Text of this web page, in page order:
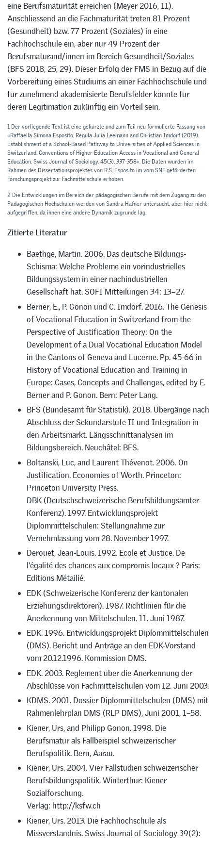
eine Berufsmaturität erreichen (Meyer 2016, 11).
Anschliessend an die Fachmaturität treten 81 Prozent
(Gesundheit) bzw. 77 Prozent (Soziales) in eine
Fachhochschule ein, aber nur 49 Prozent der
Berufsmaturand/innen im Bereich Gesundheit/Soziales
(BFS 2018, 25, 29). Dieser Erfolg der FMS in Bezug auf die
Vorbereitung eines Studiums an einer Fachhochschule und
für zunehmend akademisierte Berufsfelder könnte für
deren Legitimation zukünftig ein Vorteil sein.
1 Der vorliegende Text ist eine gekürzte und zum Teil neu formulierte Fassung von
«Raffaella Simona Esposito, Regula Julia Leemann and Christian Imdorf (2019).
Establishment of a School-Based Pathway to Universities of Applied Sciences in
Switzerland. Conventions of Higher Education Access in Vocational and General
Education. Swiss Journal of Sociology, 45(3), 337-358». Die Daten wurden im
Rahmen des Dissertationsprojektes von R.S. Esposito im vom SNF geförderten
Forschungsprojekt zur Fachmittelschule erhoben.
2 Die Entwicklungen im Bereich der pädagogischen Berufe mit dem Zugang zu den
Pädagogischen Hochschulen werden von Sandra Hafner untersucht, aber hier nicht
aufgegriffen, da ihnen eine andere Dynamik zugrunde lag.
Zitierte Literatur
Baethge, Martin. 2006. Das deutsche Bildungs-
Schisma: Welche Probleme ein vorindustrielles
Bildungssystem in einer nachindustriellen
Gesellschaft hat. SOFI Mitteilungen 34: 13–27.
Berner, E., P. Gonon und C. Imdorf. 2016. The Genesis
of Vocational Education in Switzerland from the
Perspective of Justification Theory: On the
Development of a Dual Vocational Education Model
in the Cantons of Geneva and Lucerne. Pp. 45-66 in
History of Vocational Education and Training in
Europe: Cases, Concepts and Challenges, edited by E.
Berner and P. Gonon. Bern: Peter Lang.
BFS (Bundesamt für Statistik). 2018. Übergänge nach
Abschluss der Sekundarstufe II und Integration in
den Arbeitsmarkt. Längsschnittanalysen im
Bildungsbereich. Neuchâtel: BFS.
Boltanski, Luc, and Laurent Thévenot. 2006. On
Justification. Economies of Worth. Princeton:
Princeton University Press.
DBK (Deutschschweizerische Berufsbildungsämter-
Konferenz). 1997. Entwicklungsprojekt
Diplommittelschulen: Stellungnahme zur
Vernehmlassung vom 28. November 1997.
Derouet, Jean-Louis. 1992. Ecole et Justice. De
l’égalité des chances aux compromis locaux ? Paris:
Editions Métailié.
EDK (Schweizerische Konferenz der kantonalen
Erziehungsdirektoren). 1987. Richtlinien für die
Anerkennung von Mittelschulen. 11. Juni 1987.
EDK. 1996. Entwicklungsprojekt Diplommittelschulen
(DMS). Bericht und Anträge an den EDK-Vorstand
vom 20.12.1996. Kommission DMS.
EDK. 2003. Reglement über die Anerkennung der
Abschlüsse von Fachmittelschulen vom 12. Juni 2003.
KDMS. 2001. Dossier Diplommittelschulen (DMS) mit
Rahmenlehrplan DMS (RLP DMS), Juni 2001, 1–58.
Kiener, Urs, and Philipp Gonon. 1998. Die
Berufsmatur als Fallbeispiel schweizerischer
Berufspolitik. Bern, Aarau.
Kiener, Urs. 2004. Vier Fallstudien schweizerischer
Berufsbildungspolitik. Winterthur: Kiener
Sozialforschung.
Verlag: http://ksfw.ch
Kiener, Urs. 2013. Die Fachhochschule als
Missverständnis. Swiss Journal of Sociology 39(2):